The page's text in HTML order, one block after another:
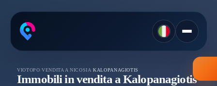
VIOTOPO /VENDITA A NICOSIA /KALOPANAGIOTIS
Immobili in vendita a Kalopanagiotis